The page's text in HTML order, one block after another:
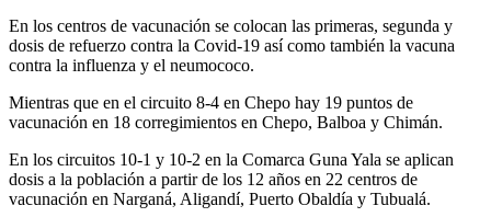
En los centros de vacunación se colocan las primeras, segunda y
dosis de refuerzo contra la Covid-19 así como también la vacuna
contra la influenza y el neumococo.
Mientras que en el circuito 8-4 en Chepo hay 19 puntos de
vacunación en 18 corregimientos en Chepo, Balboa y Chimán.
En los circuitos 10-1 y 10-2 en la Comarca Guna Yala se aplican
dosis a la población a partir de los 12 años en 22 centros de
vacunación en Narganá, Aligandí, Puerto Obaldía y Tubualá.